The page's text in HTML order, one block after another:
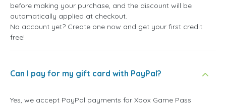
before making your purchase, and the discount will be
automatically applied at checkout.
No account yet? Create one now and get your first credit
free!
Can I pay for my gift card with PayPal?
Yes, we accept PayPal payments for Xbox Game Pass